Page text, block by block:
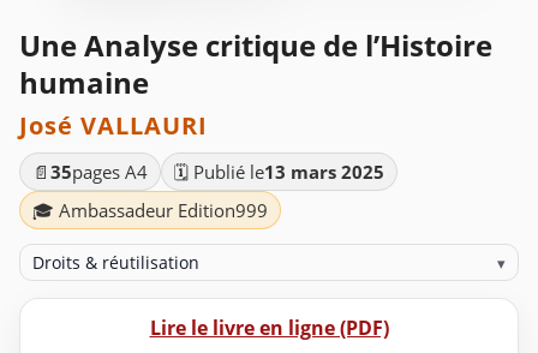
Une Analyse critique de l’Histoire
humaine
José VALLAURI
📄 35pages A4 🗓️ Publié le13 mars 2025
🎓 Ambassadeur Edition999
Droits & réutilisation ▾
Lire le livre en ligne (PDF)